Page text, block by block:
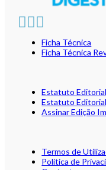
Ficha Técnica
Ficha Técnica
Estatuto
Estatuto
Assinar Edição
Termos de
Política de